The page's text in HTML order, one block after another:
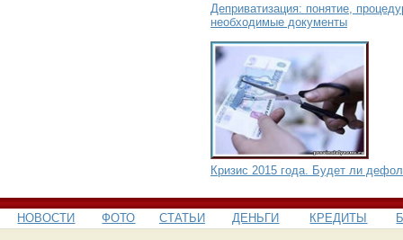
Деприватизация: понятие,
необходимые документы
Кризис 2015 года. Будет ли
НОВОСТИ ФОТО СТАТЬИ ДЕНЬГИ КРЕДИТЫ